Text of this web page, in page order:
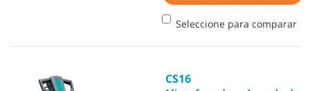
Seleccione para comparar
CS16